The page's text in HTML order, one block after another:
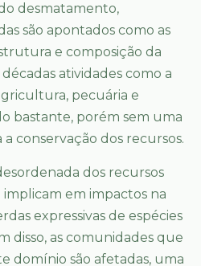
desmatamento,
são apontados como as
e composição da
atividades como a
pecuária e
bastante, porém sem uma
conservação dos recursos.
dos recursos
implicam em impactos na
expressivas de espécies
disso, as comunidades que
domínio são afetadas, uma